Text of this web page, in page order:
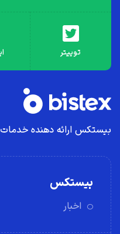
توییتر
بیستکس ارائه دهنده
بیستکس
اخبار